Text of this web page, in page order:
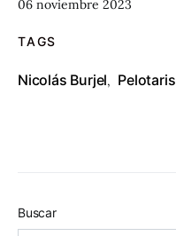
06 noviembre 2023
TAGS
Nicolás Burjel, Pelotaris
Buscar